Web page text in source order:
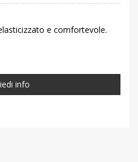
e comfortevole.
info